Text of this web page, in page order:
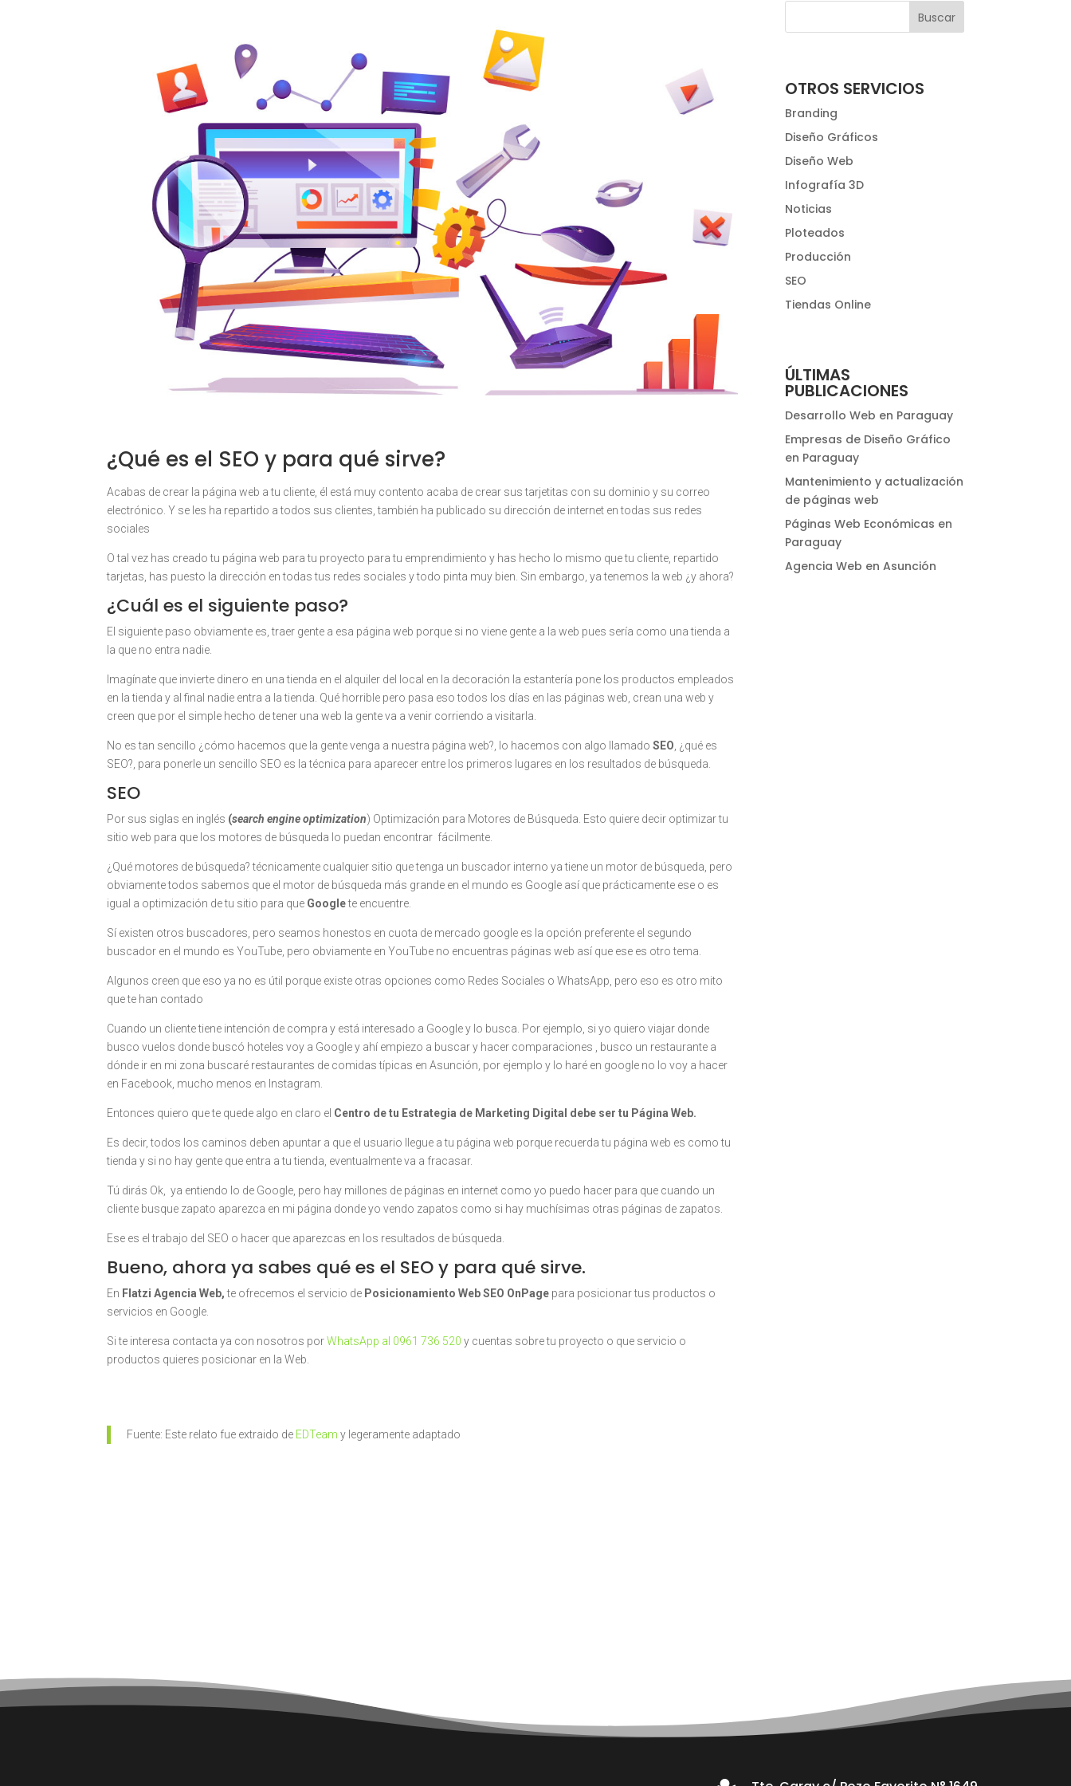
¿Qué es el SEO y para qué sirve?
Acabas de crear la página web a tu cliente, él está muy contento acaba de crear sus tarjetitas con su dominio y su correo
electrónico. Y se les ha repartido a todos sus clientes, también ha publicado su dirección de internet en todas sus redes
sociales
O tal vez has creado tu página web para tu proyecto para tu emprendimiento y has hecho lo mismo que tu cliente, repartido
tarjetas, has puesto la dirección en todas tus redes sociales y todo pinta muy bien. Sin embargo, ya tenemos la web ¿y ahora?
¿Cuál es el siguiente paso?
El siguiente paso obviamente es, traer gente a esa página web porque si no viene gente a la web pues sería como una tienda a
la que no entra nadie.
Imagínate que invierte dinero en una tienda en el alquiler del local en la decoración la estantería pone los productos empleados
en la tienda y al final nadie entra a la tienda. Qué horrible pero pasa eso todos los días en las páginas web, crean una web y
creen que por el simple hecho de tener una web la gente va a venir corriendo a visitarla.
No es tan sencillo ¿cómo hacemos que la gente venga a nuestra página web?, lo hacemos con algo llamadoSEO, ¿qué es
SEO?, para ponerle un sencillo SEO es la técnica para aparecer entre los primeros lugares en los resultados de búsqueda.
SEO
Por sus siglas en inglés (search engine optimization) Optimización para Motores de Búsqueda. Esto quiere decir optimizar tu
sitio web para que los motores de búsqueda lo puedan encontrar fácilmente.
¿Qué motores de búsqueda? técnicamente cualquier sitio que tenga un buscador interno ya tiene un motor de búsqueda, pero
obviamente todos sabemos que el motor de búsqueda más grande en el mundo es Google así que prácticamente ese o es
igual a optimización de tu sitio para que Googlete encuentre.
Sí existen otros buscadores, pero seamos honestos en cuota de mercado google es la opción preferente el segundo
buscador en el mundo es YouTube, pero obviamente en YouTube no encuentras páginas web así que ese es otro tema.
Algunos creen que eso ya no es útil porque existe otras opciones como Redes Sociales o WhatsApp, pero eso es otro mito
que te han contado
Cuando un cliente tiene intención de compra y está interesado a Google y lo busca. Por ejemplo, si yo quiero viajar donde
busco vuelos donde buscó hoteles voy a Google y ahí empiezo a buscar y hacer comparaciones , busco un restaurante a
dónde ir en mi zona buscaré restaurantes de comidas típicas en Asunción, por ejemplo y lo haré en google no lo voy a hacer
en Facebook, mucho menos en Instagram.
Entonces quiero que te quede algo en claro el Centro de tu Estrategia de Marketing Digital debe ser tu Página Web.
Es decir, todos los caminos deben apuntar a que el usuario llegue a tu página web porque recuerda tu página web es como tu
tienda y si no hay gente que entra a tu tienda, eventualmente va a fracasar.
Tú dirás Ok, ya entiendo lo de Google, pero hay millones de páginas en internet como yo puedo hacer para que cuando un
cliente busque zapato aparezca en mi página donde yo vendo zapatos como si hay muchísimas otras páginas de zapatos.
Ese es el trabajo del SEO o hacer que aparezcas en los resultados de búsqueda.
Bueno, ahora ya sabes qué es el SEO y para qué sirve.
En Flatzi Agencia Web,te ofrecemos el servicio de Posicionamiento Web SEO OnPage para posicionar tus productos o
servicios en Google.
Si te interesa contacta ya con nosotros porWhatsApp al 0961 736 520 y cuentas sobre tu proyecto o que servicio o
productos quieres posicionar en la Web.
Fuente: Este relato fue extraido de EDTeam y legeramente adaptado
OTROS SERVICIOS
Branding
Diseño Gráficos
Diseño Web
Infografía 3D
Noticias
Ploteados
Producción
SEO
Tiendas Online
ÚLTIMAS
PUBLICACIONES
Desarrollo Web en Paraguay
Empresas de Diseño Gráfico
en Paraguay
Mantenimiento y actualización
de páginas web
Páginas Web Económicas en
Paraguay
Agencia Web en Asunción